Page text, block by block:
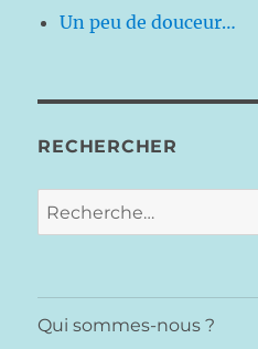
Un peu de douceur…
RECHERCHER
Recherche
pour :
Qui sommes-nous ?